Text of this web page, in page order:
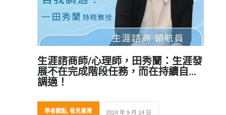
生涯諮商師/心理師，田秀蘭：生涯發
展不在完成階段任務，而在持續自我
調適！
學者觀點, 看見臺灣 2024 年 9 月 14 日